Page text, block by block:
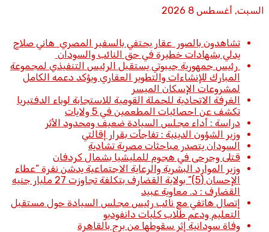
السبت, أغسطس 8 2026
تشاهدون بالصور عقار يحتفي بالسفير المصري هاني صلاح
يدلي بشهادات خطيرة في حق النائب والسودان
رئيس جمهورية جيبوتي يستقبل الرئيس التنفيذي لمجموعة
المبارك للإنشاءات والتطوير العقاري ويؤكد دعمه الكامل
لمشروعات الإسكان الميسر
الغرفة الاتحادية للحملة القومية للاستجابة لوباء الدفتيريا
تكشف عن احصائيات المطعمين في 5 ولايات
دراسة : أداء مجلس السيادة ضعيف ومحدود الأثر
وزير الشؤون الدينية : تفاجأت بقرار إقالتي
السودان يتصدر مباحثات مصرية تشادية
قتلى وجرحى في هجوم للمليشيا بشمال كردفان
وزير الموارد البشرية والرعاية الاجتماعية يدشن نفرة “عطاء
الإحسان (5)” بولاية القضارف بتكلفة تجاوزت 27 مليار جنيه
القضارف : د. معاوية عبيد
إتصال هاتفي مع نائب رئيس مجلس السيادة حول مستقبل
التعليم ودعم طلاب كليات دانفوديو
وفاة سودانية إثر سقوطها من برج بالقاهرة